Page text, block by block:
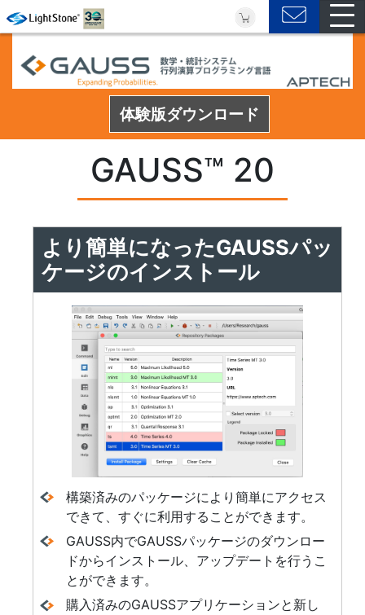
体験版ダウンロード
GAUSS™ 20
より簡単になったGAUSSパッ
ケージのインストール
構築済みのパッケージにより簡単にアクセス
できて、すぐに利用することができます。
GAUSS内でGAUSSパッケージのダウンロー
ドからインストール、アップデートを行うこ
とができます。
購入済みのGAUSSアプリケーションと新し